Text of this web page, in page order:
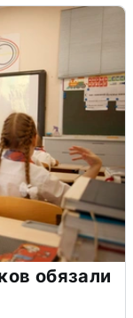
обязали